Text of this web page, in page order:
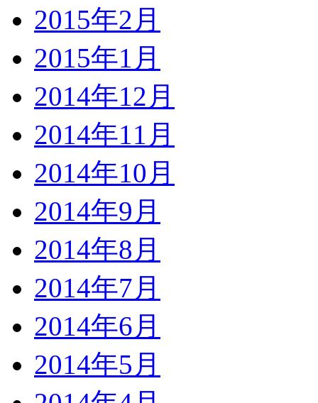
2015年2月
2015年1月
2014年12月
2014年11月
2014年10月
2014年9月
2014年8月
2014年7月
2014年6月
2014年5月